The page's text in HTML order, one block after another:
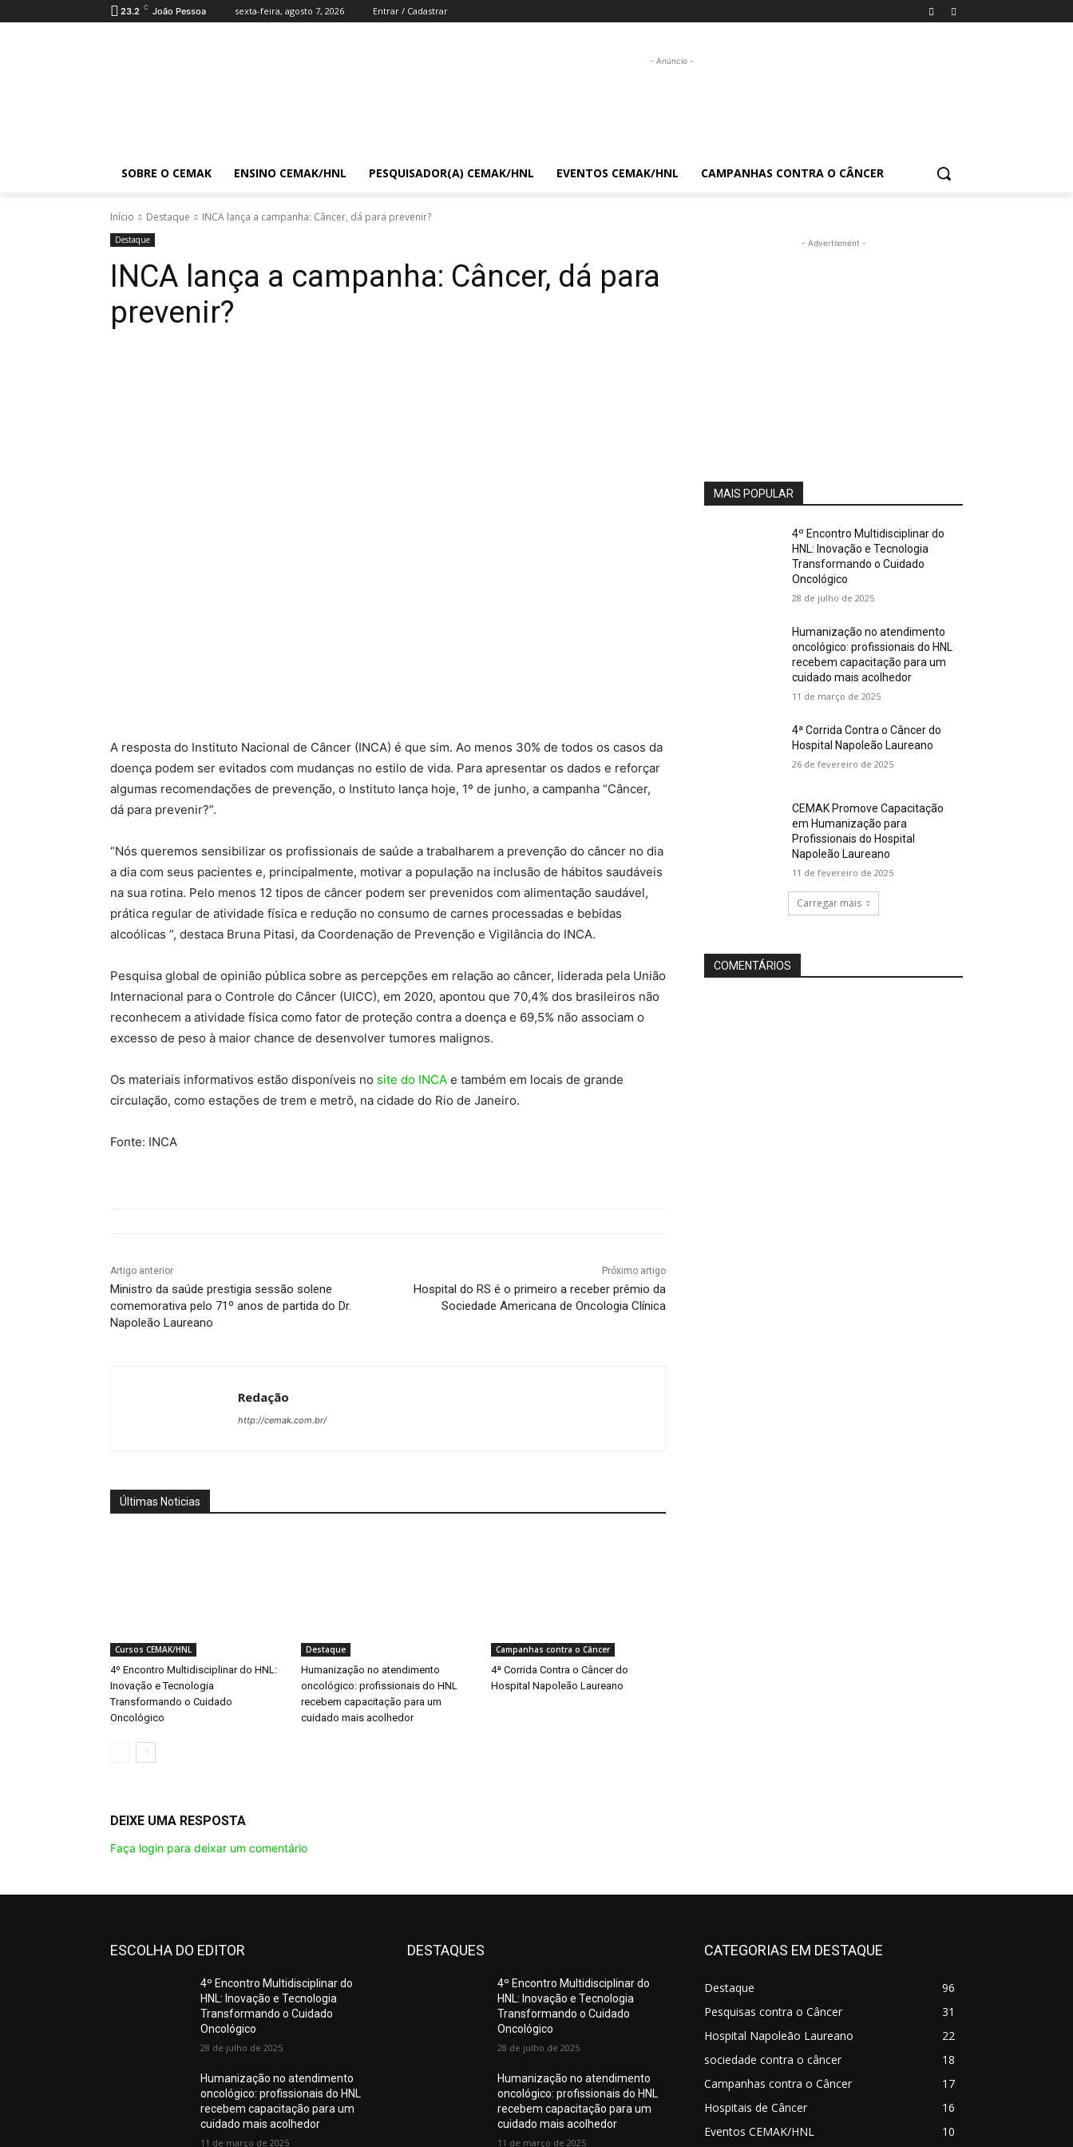
23.2 C João Pessoa sexta-feira, agosto 7, 2026 Entrar / Cadastrar
- Anúncio -
SOBRE O CEMAK ENSINO CEMAK/HNL PESQUISADOR(A) CEMAK/HNL EVENTOS CEMAK/HNL CAMPANHAS CONTRA O CÂNCER
Início Destaque INCA lança a campanha: Câncer, dá para prevenir?
Destaque
INCA lança a campanha: Câncer, dá para
prevenir?
A resposta do Instituto Nacional de Câncer (INCA) é que sim. Ao menos 30% de todos os casos da
doença podem ser evitados com mudanças no estilo de vida. Para apresentar os dados e reforçar
algumas recomendações de prevenção, o Instituto lança hoje, 1º de junho, a campanha “Câncer,
dá para prevenir?”.
“Nós queremos sensibilizar os profissionais de saúde a trabalharem a prevenção do câncer no dia
a dia com seus pacientes e, principalmente, motivar a população na inclusão de hábitos saudáveis
na sua rotina. Pelo menos 12 tipos de câncer podem ser prevenidos com alimentação saudável,
prática regular de atividade física e redução no consumo de carnes processadas e bebidas
alcoólicas ”, destaca Bruna Pitasi, da Coordenação de Prevenção e Vigilância do INCA.
Pesquisa global de opinião pública sobre as percepções em relação ao câncer, liderada pela União
Internacional para o Controle do Câncer (UICC), em 2020, apontou que 70,4% dos brasileiros não
reconhecem a atividade física como fator de proteção contra a doença e 69,5% não associam o
excesso de peso à maior chance de desenvolver tumores malignos.
Os materiais informativos estão disponíveis no site do INCA e também em locais de grande
circulação, como estações de trem e metrô, na cidade do Rio de Janeiro.
Fonte: INCA
Artigo anterior
Ministro da saúde prestigia sessão solene
comemorativa pelo 71º anos de partida do Dr.
Napoleão Laureano
Próximo artigo
Hospital do RS é o primeiro a receber prêmio da
Sociedade Americana de Oncologia Clínica
Redação
http://cemak.com.br/
Últimas Noticias
Cursos CEMAK/HNL
4º Encontro Multidisciplinar do HNL:
Inovação e Tecnologia
Transformando o Cuidado
Oncológico
Destaque
Humanização no atendimento
oncológico: profissionais do HNL
recebem capacitação para um
cuidado mais acolhedor
Campanhas contra o Câncer
4ª Corrida Contra o Câncer do
Hospital Napoleão Laureano
DEIXE UMA RESPOSTA
Faça login para deixar um comentário
- Advertisment -
MAIS POPULAR
4º Encontro Multidisciplinar do
HNL: Inovação e Tecnologia
Transformando o Cuidado
Oncológico
28 de julho de 2025
Humanização no atendimento
oncológico: profissionais do HNL
recebem capacitação para um
cuidado mais acolhedor
11 de março de 2025
4ª Corrida Contra o Câncer do
Hospital Napoleão Laureano
26 de fevereiro de 2025
CEMAK Promove Capacitação
em Humanização para
Profissionais do Hospital
Napoleão Laureano
11 de fevereiro de 2025
Carregar mais
COMENTÁRIOS
ESCOLHA DO EDITOR
4º Encontro Multidisciplinar do
HNL: Inovação e Tecnologia
Transformando o Cuidado
Oncológico
28 de julho de 2025
Humanização no atendimento
oncológico: profissionais do HNL
recebem capacitação para um
cuidado mais acolhedor
11 de março de 2025
DESTAQUES
4º Encontro Multidisciplinar do
HNL: Inovação e Tecnologia
Transformando o Cuidado
Oncológico
28 de julho de 2025
Humanização no atendimento
oncológico: profissionais do HNL
recebem capacitação para um
cuidado mais acolhedor
11 de março de 2025
CATEGORIAS EM DESTAQUE
Destaque
96
Pesquisas contra o Câncer
31
Hospital Napoleão Laureano
22
sociedade contra o câncer
18
Campanhas contra o Câncer
17
Hospitais de Câncer
16
Eventos CEMAK/HNL
10